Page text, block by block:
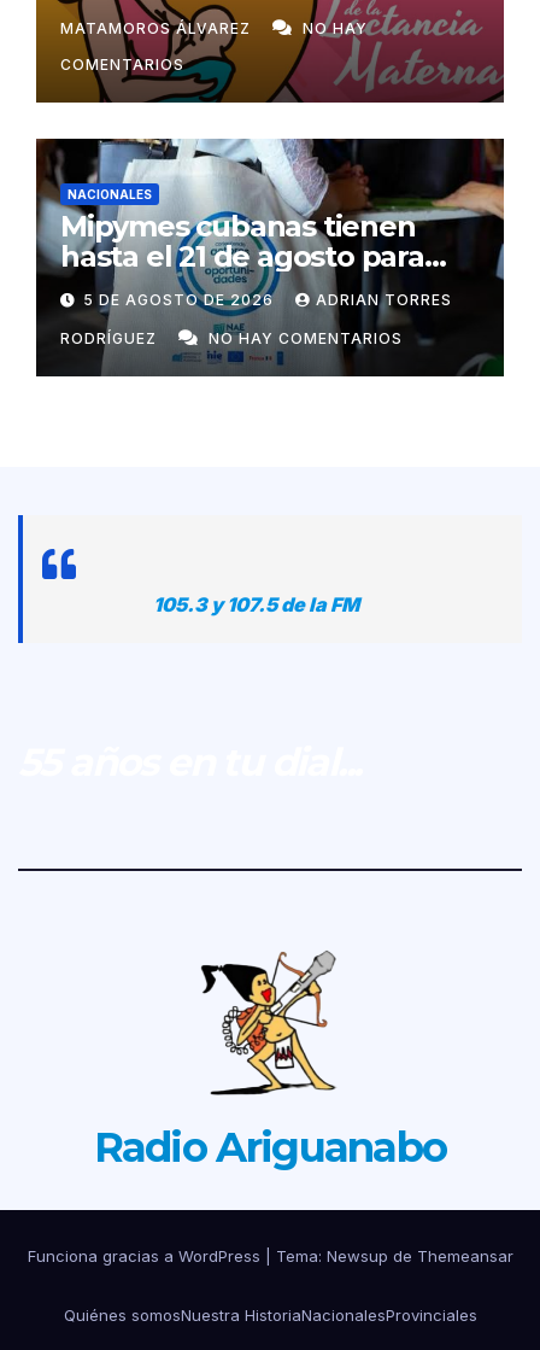
MATAMOROS ÁLVAREZ
NO HAY
COMENTARIOS
NACIONALES
Mipymes cubanas tienen
hasta el 21 de agosto para
postular a programa que las
ayudará a exportar
5 DE AGOSTO DE 2026 ADRIAN TORRES
RODRÍGUEZ NO HAY COMENTARIOS
105.3 y 107.5 de la FM
Radio Ariguanabo
Funciona gracias a WordPress Tema: Newsup de Themeansar
Quiénes somosNuestra HistoriaNacionalesProvinciales